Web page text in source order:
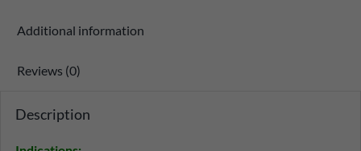
Additional information
Reviews (0)
Description